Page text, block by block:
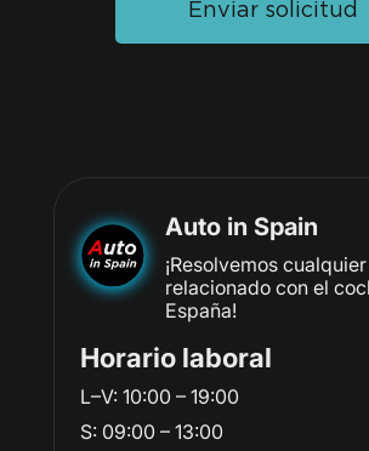
Enviar solicitud
Auto in Spain
¡Resolvemos
relacionado con el
España!
Horario laboral
L–V: 10:00 – 19:00
S: 09:00 – 13:00